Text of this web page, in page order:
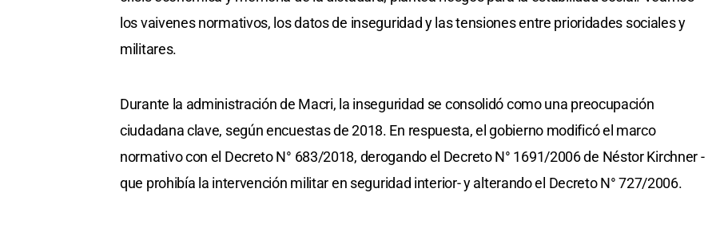
los vaivenes normativos, los datos de inseguridad y las tensiones entre prioridades sociales y
militares.
Durante la administración de Macri, la inseguridad se consolidó como una preocupación
ciudadana clave, según encuestas de 2018. En respuesta, el gobierno modificó el marco
normativo con el Decreto N° 683/2018, derogando el Decreto N° 1691/2006 de Néstor Kirchner -
que prohibía la intervención militar en seguridad interior- y alterando el Decreto N° 727/2006.